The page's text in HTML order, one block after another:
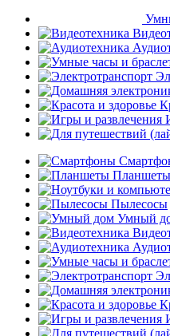
Планшеты
Пылесосы
Умный